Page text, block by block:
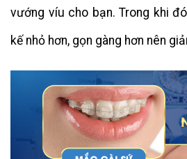
vướng víu cho bạn. Trong khi
kế nhỏ hơn, gọn gàng hơn nên